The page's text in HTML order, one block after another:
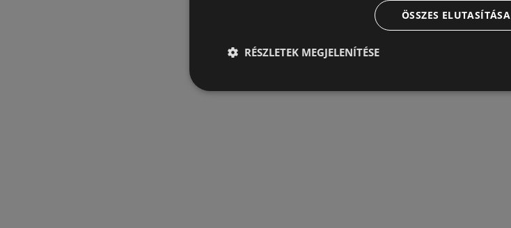
ÖSSZES ELUTASÍTÁSA
RÉSZLETEK MEGJELENÍTÉSE